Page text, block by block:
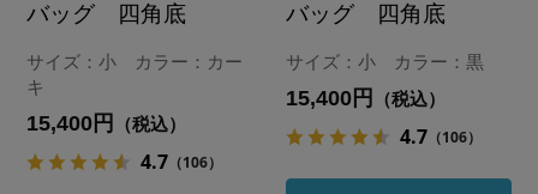
バッグ 四角底
サイズ：小 カラー：カー
キ
15,400円 （税込）
4.7 （106）
バッグ 四角底
サイズ：小 カラー：黒
15,400円 （税込）
4.7 （106）